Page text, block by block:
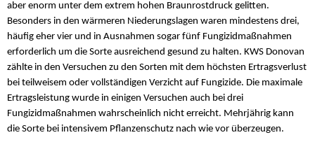
aber enorm unter dem extrem hohen Braunrostdruck gelitten.
Besonders in den wärmeren Niederungslagen waren mindestens drei,
häufig eher vier und in Ausnahmen sogar fünf Fungizidmaßnahmen
erforderlich um die Sorte ausreichend gesund zu halten. KWS Donovan
zählte in den Versuchen zu den Sorten mit dem höchsten Ertragsverlust
bei teilweisem oder vollständigen Verzicht auf Fungizide. Die maximale
Ertragsleistung wurde in einigen Versuchen auch bei drei
Fungizidmaßnahmen wahrscheinlich nicht erreicht. Mehrjährig kann
die Sorte bei intensivem Pflanzenschutz nach wie vor überzeugen.